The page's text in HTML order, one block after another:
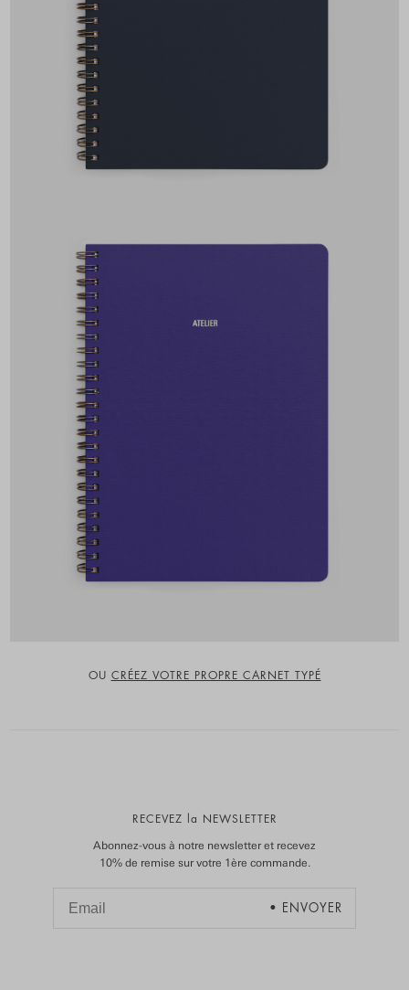
OU CRÉEZ VOTRE PROPRE CARNET TYPÉ
RECEVEZ la NEWSLETTER
Abonnez-vous à notre newsletter et recevez
10% de remise sur votre 1ère commande.